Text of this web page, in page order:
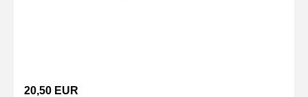
20,50 EUR